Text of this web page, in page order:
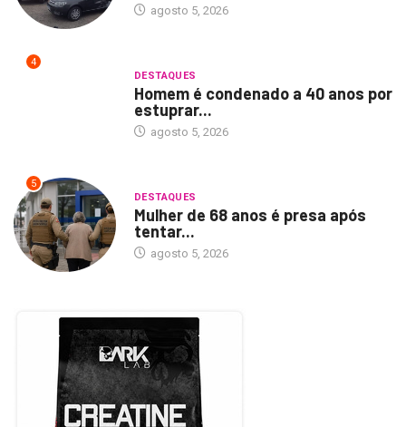
agosto 5, 2026
4
DESTAQUES
Homem é condenado a 40 anos por
estuprar...
agosto 5, 2026
5
DESTAQUES
Mulher de 68 anos é presa após
tentar...
agosto 5, 2026